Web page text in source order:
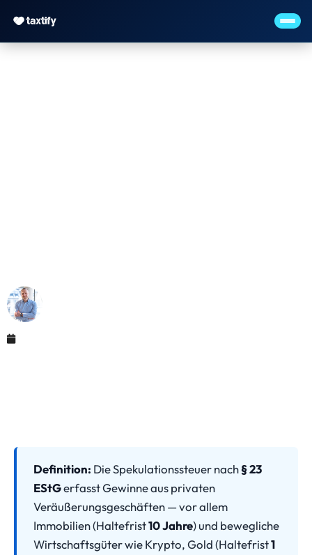
Definition: Die Spekulationssteuer nach§ 23
EStGerfasst Gewinne aus privaten
Veräußerungsgeschäften — vor allem
Immobilien (Haltefrist10 Jahre) und bewegliche
Wirtschaftsgüter wie Krypto, Gold (Haltefrist1